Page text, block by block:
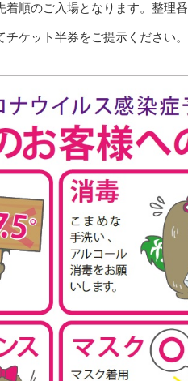
順のご入場となります。整理番
ケット半券をご提示ください。